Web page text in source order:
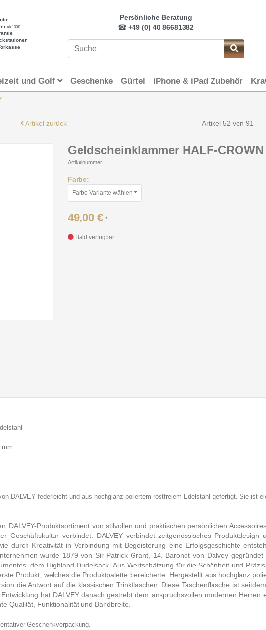
ab 100€
Persönliche Beratung
+49 (0) 40 86681382
und Golf Geschenke Gürtel iPhone & iPad Zubehör
Artikel zurück Artikel 52 von 91
Geldscheinklammer HALF-CROWN
Artikelnummer:
Farbe:
Farbe Variante wählen
49,00 € *
Bald verfügbar
delstahl
mm
DALVEY federleicht und aus hochglanz poliertem rostfreiem Edelstahl gefertigt. Sie ist
DALVEY-Produktsortiment von stilvollen und praktischen persönlichen
Geschäftskultur verbindet. DALVEY verbindet zeitgenössisches
durch Kreativität in Verbindung mit Begeisterung eine Erfolgsgeschichte
wurde 1879 von Sir Patrick Grant, 14. Baronet von Dalvey
dem Highland Dudelsack. Aus Wertschätzung für die Schönheit und
Produkt, welches die Produktpalette bereicherte. Hergestellt aus hochglanz
die Antwort auf die klassischen Trinkflaschen. Diese Taschenflasche ist
hat DALVEY danach gestrebt dem anspruchsvollen modernen Herren
Qualität, Funktionalität und Bandbreite.
Geschenkverpackung.